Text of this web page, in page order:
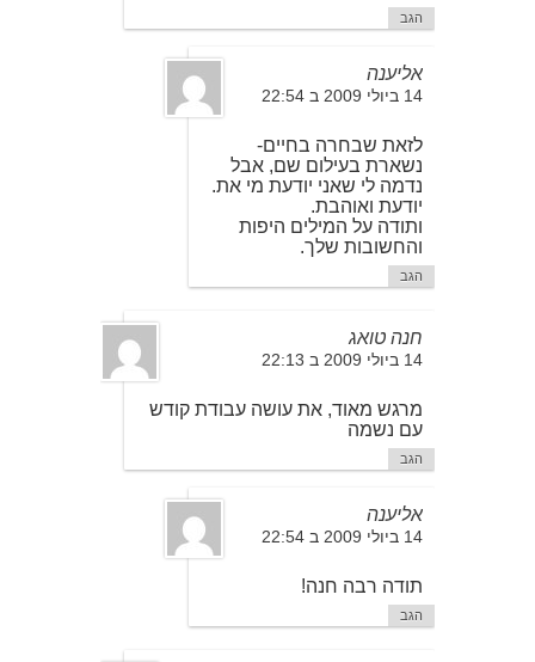
הגב
אליענה
14 ביולי 2009 ב 22:54
לזאת שבחרה בחיים-
נשארת בעילום שם, אבל
נדמה לי שאני יודעת מי את.
יודעת ואוהבת.
ותודה על המילים היפות
והחשובות שלך.
הגב
חנה טואג
14 ביולי 2009 ב 22:13
מרגש מאוד, את עושה עבודת קודש
עם נשמה
הגב
אליענה
14 ביולי 2009 ב 22:54
תודה רבה חנה!
הגב